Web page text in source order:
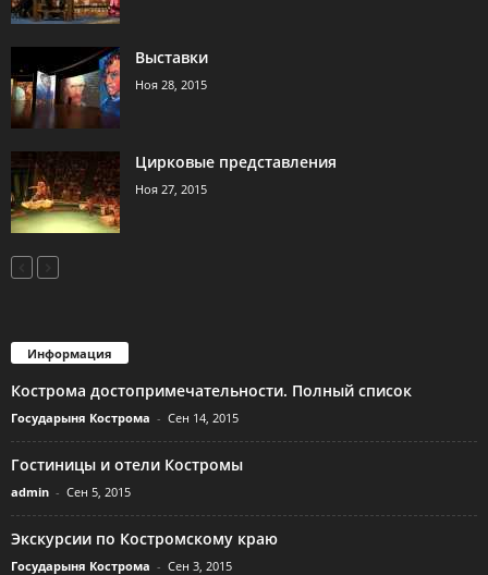
Выставки
Ноя 28, 2015
Цирковые представления
Ноя 27, 2015
Информация
Кострома достопримечательности. Полный список
Государыня Кострома - Сен 14, 2015
Гостиницы и отели Костромы
admin - Сен 5, 2015
Экскурсии по Костромскому краю
Государыня Кострома - Сен 3, 2015